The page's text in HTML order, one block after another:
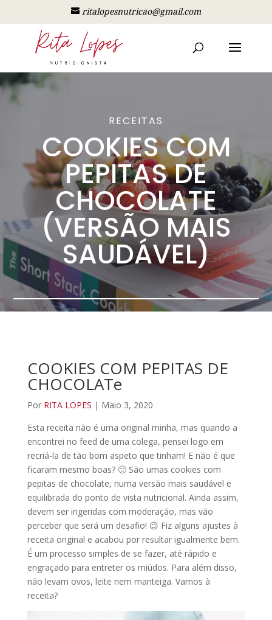
ritalopesnutricao@gmail.com
RECEITAS
COOKIES COM
PEPITAS DE
CHOCOLATE
(VERSÃO MAIS
SAUDÁVEL)
COOKIES COM PEPITAS DE
CHOCOLATe
Por RITA LOPES | Maio 3, 2020
Esta receita não é uma original minha, mas quando a
encontrei no feed de uma colega, pensei logo em
recriá-la de tão bom aspeto que tinham! E não é que
ficaram mesmo boas? 🙂 São umas cookies com
pepitas de chocolate, numa versão mais saudável e
equilibrada do ponto de vista nutricional. Ainda assim,
devem ser ingeridas com moderação, mas vão
perceber que será um desafio! 😉 Fiz alguns ajustes à
receita original e acabou por resultar igualmente bem.
É um processo simples de se fazer, até rápido e
engraçado para entreter os miúdos. Para além disso,
não levam ovos, leite nem manteiga. Vamos à
receita?